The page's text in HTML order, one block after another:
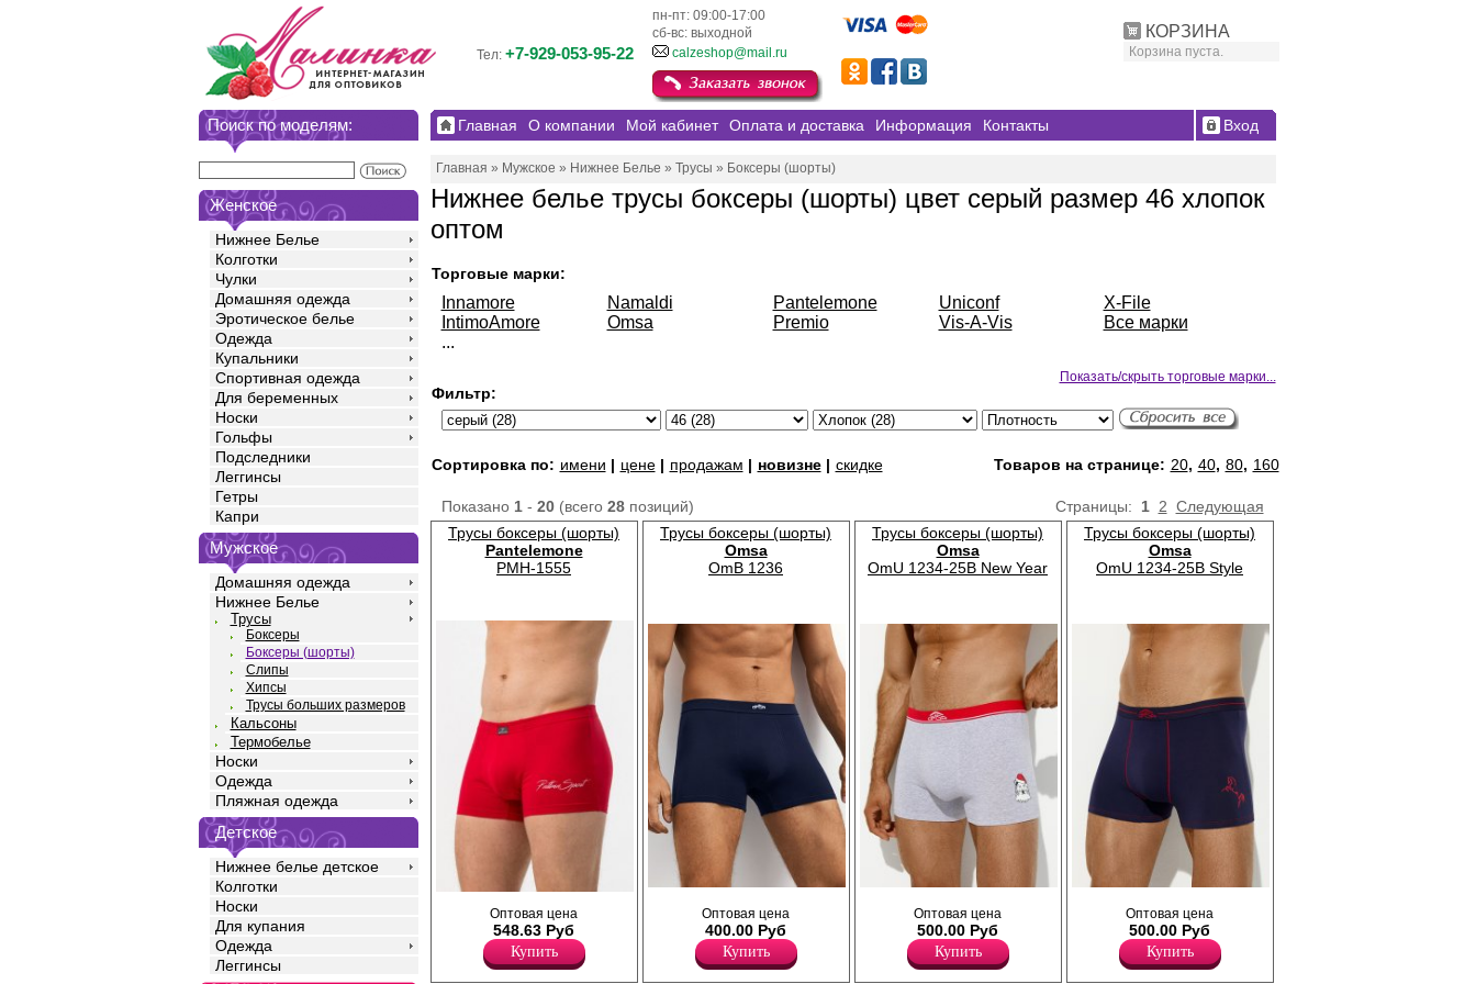
КОРЗИНА
Корзина пуста.
пн-пт: 09:00-17:00
сб-вс: выходной
Тел: +7-929-053-95-22 calzeshop@mail.ru
Поиск по моделям:
Женское
Нижнее Белье
Колготки
Чулки
Домашняя одежда
Эротическое белье
Одежда
Купальники
Спортивная одежда
Для беременных
Носки
Гольфы
Подследники
Леггинсы
Гетры
Капри
Мужское
Домашняя одежда
Нижнее Белье
Трусы
Боксеры
Боксеры (шорты)
Слипы
Хипсы
Трусы больших размеров
Кальсоны
Термобелье
Носки
Одежда
Пляжная одежда
Детское
Нижнее белье детское
Колготки
Носки
Для купания
Одежда
Леггинсы
Главная О компании Мой кабинет Оплата и доставка Информация Контакты Вход
Главная » Мужское » Нижнее Белье » Трусы » Боксеры (шорты)
Нижнее белье трусы боксеры (шорты) цвет серый размер 46 хлопок
оптом
Торговые марки:
Innamore
IntimoAmore
...
Namaldi
Omsa
Pantelemone
Premio
Uniconf
Vis-A-Vis
X-File
Все марки
Показать/скрыть торговые марки...
Фильтр:
Сортировка по: имени | цене| продажам | новизне| скидке Товаров на странице: 20, 40, 80, 160
Страницы: 1 2 Следующая
Показано 1- 20(всего 28позиций)
Трусы боксеры (шорты)
Pantelemone
PMH-1555
Трусы шорты мужские из трикотажного
полотна кулирная гладь, гребенная пряжа
с добавлением лайкры, средней линией
талии, прилегающего силуэта,
профилированным гульфиком, принтом-
Оптовая цена
548.63 Руб
Купить
Трусы боксеры (шорты)
Omsa
OmB 1236
силуэта, однотонные, из
высококачественного хлопка с
добавлением эластана, повышающий
прочность и качество одежды, создавая
идеальное облегание фигуры. Имеют
Оптовая цена
400.00 Руб
Купить
Трусы боксеры (шорты)
Omsa
OmU 1234-25B New Year
силуэта с актуальным рисунком, из
высококачественного хлопка с
добавлением эластана, повышающий
прочность и качество одежды, создавая
идеальное облегание фигуры. Имеют
Оптовая цена
500.00 Руб
Купить
Трусы боксеры (шорты)
Omsa
OmU 1234-25B Style
силуэта с актуальным рисунком, из
высококачественного хлопка с
добавлением эластана, повышающий
прочность и качество одежды, создавая
идеальное облегание фигуры. Имеют
Оптовая цена
500.00 Руб
Купить